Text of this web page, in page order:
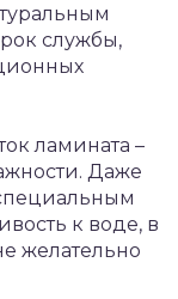
службы,
ламината –
Даже
к воде, в
желательно